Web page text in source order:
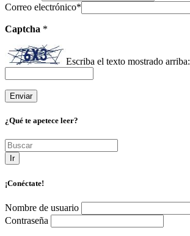
Correo electrónico*
Captcha *
Escriba el texto mostrado arriba:
¿Qué te apetece leer?
Ir
¡Conéctate!
Nombre de usuario
Contraseña